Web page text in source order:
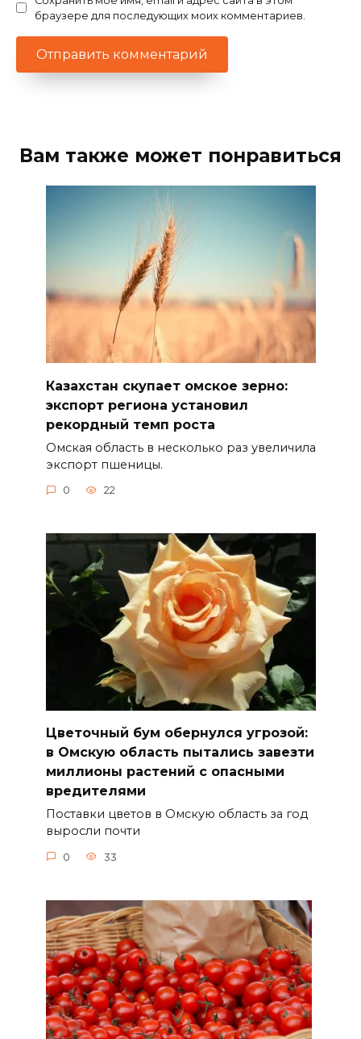
браузере для последующих моих комментариев.
Вам также может понравиться
Казахстан скупает омское зерно:
экспорт региона установил
рекордный темп роста
Омская область в несколько раз увеличила
экспорт пшеницы.
0 22
Цветочный бум обернулся угрозой:
в Омскую область пытались завезти
миллионы растений с опасными
вредителями
Поставки цветов в Омскую область за год
выросли почти
0 33